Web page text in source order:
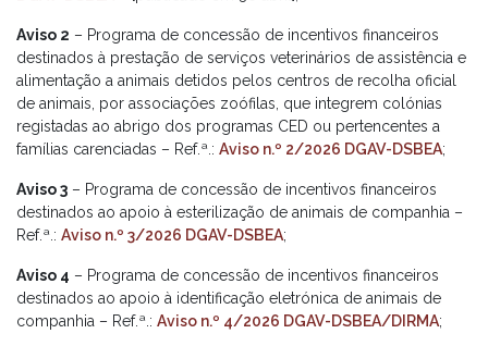
Aviso 2 – Programa de concessão de incentivos financeiros
destinados à prestação de serviços veterinários de assistência e
alimentação a animais detidos pelos centros de recolha oficial
de animais, por associações zoófilas, que integrem colónias
registadas ao abrigo dos programas CED ou pertencentes a
famílias carenciadas – Ref.ª.: Aviso n.º 2/2026 DGAV-DSBEA;
Aviso 3 – Programa de concessão de incentivos financeiros
destinados ao apoio à esterilização de animais de companhia –
Ref.ª.: Aviso n.º 3/2026 DGAV-DSBEA;
Aviso 4 – Programa de concessão de incentivos financeiros
destinados ao apoio à identificação eletrónica de animais de
companhia – Ref.ª.: Aviso n.º 4/2026 DGAV-DSBEA/DIRMA;